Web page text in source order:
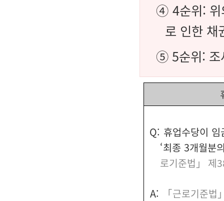
④ 4순위: 위
로 인한 채
⑤ 5순위: 조
Q: 휴업수당이
‘최종 3개월분
로기준법」 제
A: 「근로기준법